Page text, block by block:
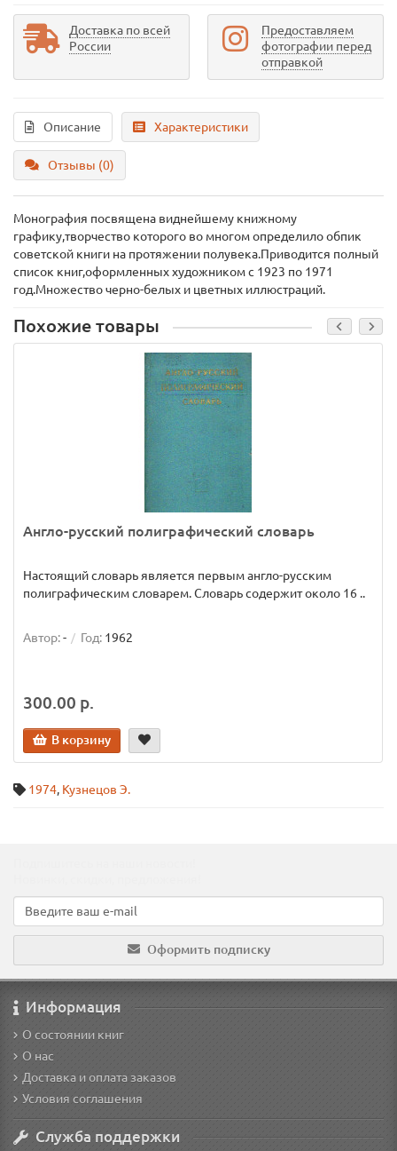
Доставка по всей
России
Предоставляем
фотографии перед
отправкой
Описание Характеристики
Отзывы (0)
Монография посвящена виднейшему книжному
графику,творчество которого во многом определило обпик
советской книги на протяжении полувека.Приводится полный
список книг,оформленных художником с 1923 по 1971
год.Множество черно-белых и цветных иллюстраций.
Похожие товары
Англо-русский полиграфический словарь
Настоящий словарь является первым англо-русским
полиграфическим словарем. Словарь содержит около 16 ..
Автор:- Год: 1962
300.00 р.
В корзину
1974, Кузнецов Э.
Оформить подписку
Информация
О состоянии книг
О нас
Доставка и оплата заказов
Условия соглашения
Служба поддержки